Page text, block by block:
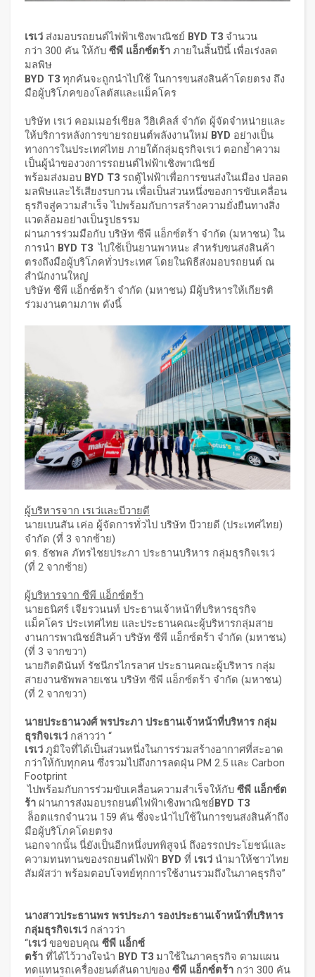
เรเว่ ส่งมอบรถยนต์ไฟฟ้าเชิงพาณิชย์ BYD T3 จำนวน
กว่า 300 คัน ให้กับ ซีพี แอ็กซ์ตร้า ภายในสิ้นปีนี้ เพื่อเร่งลด
มลพิษ
BYD T3 ทุกคันจะถูกนำไปใช้ ในการขนส่งสินค้าโดยตรง ถึง
มือผู้บริโภคของโลตัสและแม็คโคร
บริษัท เรเว่ คอมเมอร์เชียล วีฮิเคิลส์ จำกัด ผู้จัดจําหน่ายและ
ให้บริการหลังการขายรถยนต์พลังงานใหม่ BYD อย่างเป็น
ทางการในประเทศไทย ภายใต้กลุ่มธุรกิจเรเว่ ตอกย้ำความ
เป็นผู้นำของวงการรถยนต์ไฟฟ้าเชิงพาณิชย์
พร้อมส่งมอบ BYD T3 รถตู้ไฟฟ้าเพื่อการขนส่งในเมือง ปลอด
มลพิษและไร้เสียงรบกวน เพื่อเป็นส่วนหนึ่งของการขับเคลื่อน
ธุรกิจสู่ความสำเร็จ ไปพร้อมกับการสร้างความยั่งยืนทางสิ่ง
แวดล้อมอย่างเป็นรูปธรรม
ผ่านการร่วมมือกับ บริษัท ซีพี แอ็กซ์ตร้า จำกัด (มหาชน) ใน
การนำ BYD T3 ไปใช้เป็นยานพาหนะ สำหรับขนส่งสินค้า
ตรงถึงมือผู้บริโภคทั่วประเทศ โดยในพิธีส่งมอบรถยนต์ ณ
สำนักงานใหญ่
บริษัท ซีพี แอ็กซ์ตร้า จำกัด (มหาชน) มีผู้บริหารให้เกียรติ
ร่วมงานตามภาพ ดังนี้
ผู้บริหารจาก เรเว่และบีวายดี
นายเบนสัน เค่อ ผู้จัดการทั่วไป บริษัท บีวายดี (ประเทศไทย)
จำกัด (ที่ 3 จากซ้าย)
ดร. ธัชพล ภัทรไชยประภา ประธานบริหาร กลุ่มธุรกิจเรเว่
(ที่ 2 จากซ้าย)
ผู้บริหารจาก ซีพี แอ็กซ์ตร้า
นายธนิศร์ เจียรวนนท์ ประธานเจ้าหน้าที่บริหารธุรกิจ
แม็คโคร ประเทศไทย และประธานคณะผู้บริหารกลุ่มสาย
งานการพาณิชย์สินค้า บริษัท ซีพี แอ็กซ์ตร้า จำกัด (มหาชน)
(ที่ 3 จากขวา)
นายกิตตินันท์ รัชนีกรไกรลาศ ประธานคณะผู้บริหาร กลุ่ม
สายงานซัพพลายเชน บริษัท ซีพี แอ็กซ์ตร้า จำกัด (มหาชน)
(ที่ 2 จากขวา)
นายประธานวงศ์ พรประภา ประธานเจ้าหน้าที่บริหาร กลุ่ม
ธุรกิจเรเว่ กล่าวว่า “
เรเว่ ภูมิใจที่ได้เป็นส่วนหนึ่งในการร่วมสร้างอากาศที่สะอาด
กว่าให้กับทุกคน ซึ่งรวมไปถึงการลดฝุ่น PM 2.5 และ Carbon
Footprint
ไปพร้อมกับการร่วมขับเคลื่อนความสำเร็จให้กับ ซีพี แอ็กซ์ต
ร้า ผ่านการส่งมอบรถยนต์ไฟฟ้าเชิงพาณิชย์BYD T3
ล็อตแรกจำนวน 159 คัน ซึ่งจะนำไปใช้ในการขนส่งสินค้าถึง
มือผู้บริโภคโดยตรง
นอกจากนั้น นี่ยังเป็นอีกหนึ่งบทพิสูจน์ ถึงอรรถประโยชน์และ
ความทนทานของรถยนต์ไฟฟ้า BYD ที่ เรเว่ นำมาให้ชาวไทย
สัมผัสว่า พร้อมตอบโจทย์ทุกการใช้งานรวมถึงในภาคธุรกิจ”
นางสาวประธานพร พรประภา รองประธานเจ้าหน้าที่บริหาร
กลุ่มธุรกิจเรเว่ กล่าวว่า
“เรเว่ ขอขอบคุณ ซีพี แอ็กซ์
ตร้า ที่ได้ไว้วางใจนำ BYD T3 มาใช้ในภาคธุรกิจ ตามแผน
ทดแทนรถเครื่องยนต์สันดาปของ ซีพี แอ็กซ์ตร้า กว่า 300 คัน